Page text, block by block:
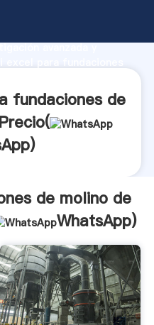
avanzada y
fundaciones de
)
de molino de
WhatsApp)